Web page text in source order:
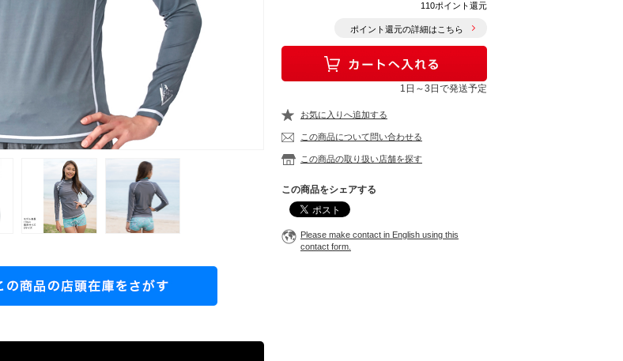
110ポイント還元
ポイント還元の詳細はこちら
1日～3日で発送予定
お気に入りへ追加する
この商品について問い合わせる
この商品の取り扱い店舗を探す
この商品をシェアする
Please make contact in English using this
contact form.